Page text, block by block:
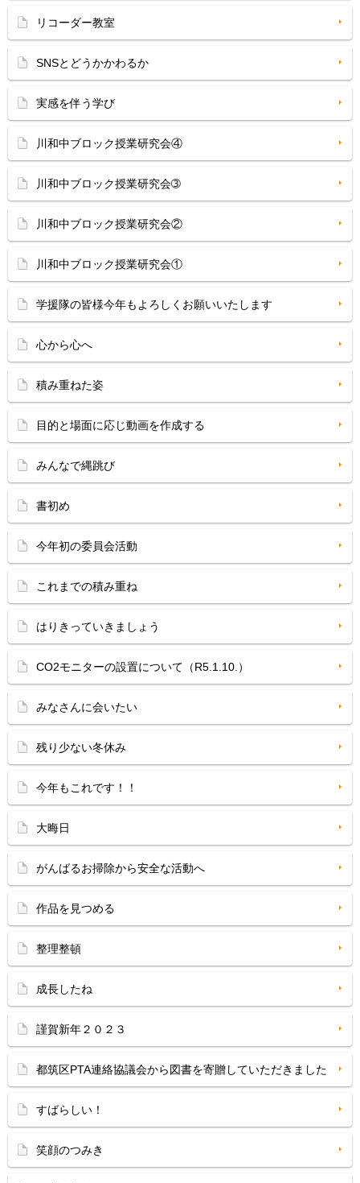
リコーダー教室
SNSとどうかかわるか
実感を伴う学び
川和中ブロック授業研究会④
川和中ブロック授業研究会➂
川和中ブロック授業研究会②
川和中ブロック授業研究会①
学援隊の皆様今年もよろしくお願いいたします
心から心へ
積み重ねた姿
目的と場面に応じ動画を作成する
みんなで縄跳び
書初め
今年初の委員会活動
これまでの積み重ね
はりきっていきましょう
CO2モニターの設置について（R5.1.10.）
みなさんに会いたい
残り少ない冬休み
今年もこれです！！
大晦日
がんばるお掃除から安全な活動へ
作品を見つめる
整理整頓
成長したね
謹賀新年２０２３
都筑区PTA連絡協議会から図書を寄贈していただきました
すばらしい！
笑顔のつみき